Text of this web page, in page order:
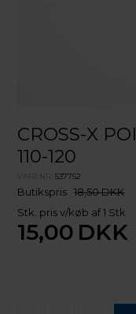
CROSS-X
110-120
VARENR.537752
Butikspris 18,50 DKK
Stk. pris v/køb af 1 Stk
15,00 DKK